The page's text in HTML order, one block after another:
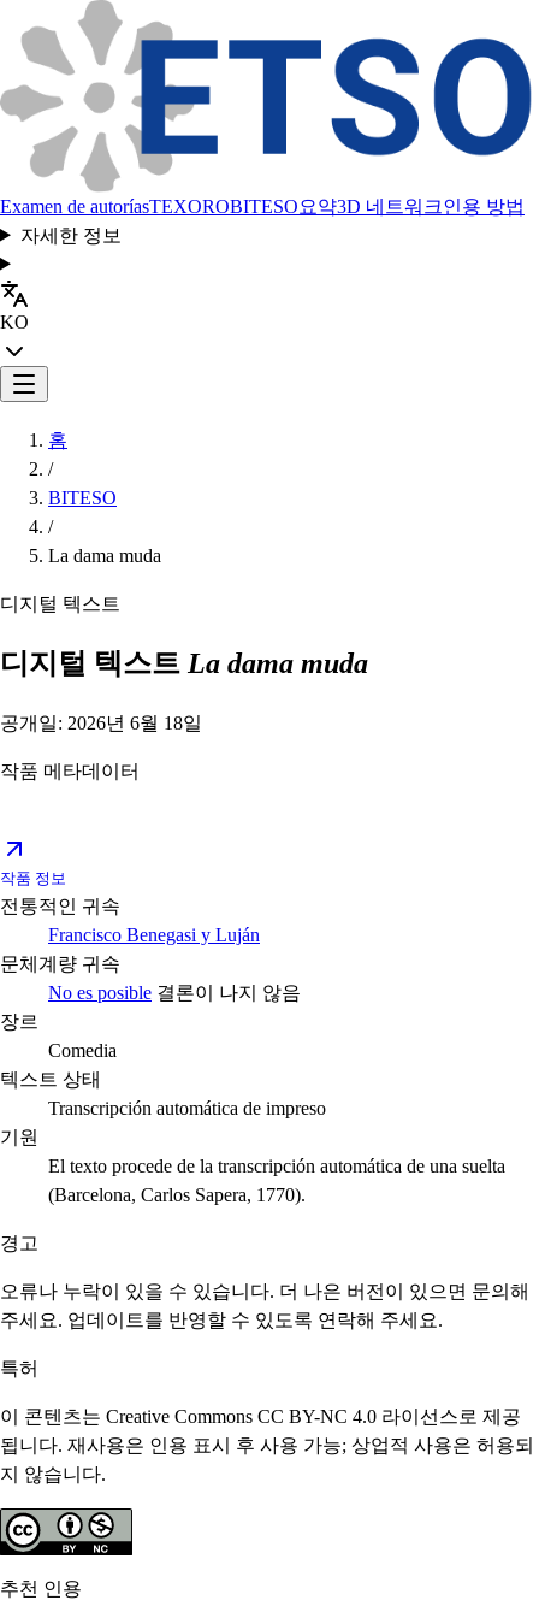
Examen de autoríasTEXOROBITESO요약3D 네트워크인용 방법
자세한 정보
KO
홈
/
BITESO
/
La dama muda
디지털 텍스트
디지털 텍스트 La dama muda
공개일: 2026년 6월 18일
작품 메타데이터
작품 정보
전통적인 귀속
Francisco Benegasi y Luján
문체계량 귀속
No es posible 결론이 나지 않음
장르
Comedia
텍스트 상태
Transcripción automática de impreso
기원
El texto procede de la transcripción automática de una suelta
(Barcelona, Carlos Sapera, 1770).
경고
오류나 누락이 있을 수 있습니다. 더 나은 버전이 있으면 문의해
주세요. 업데이트를 반영할 수 있도록 연락해 주세요.
특허
이 콘텐츠는 Creative Commons CC BY-NC 4.0 라이선스로 제공
됩니다. 재사용은 인용 표시 후 사용 가능; 상업적 사용은 허용되
지 않습니다.
추천 인용